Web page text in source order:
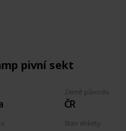
pivní sekt
Země původu
ČR
Stav etikety